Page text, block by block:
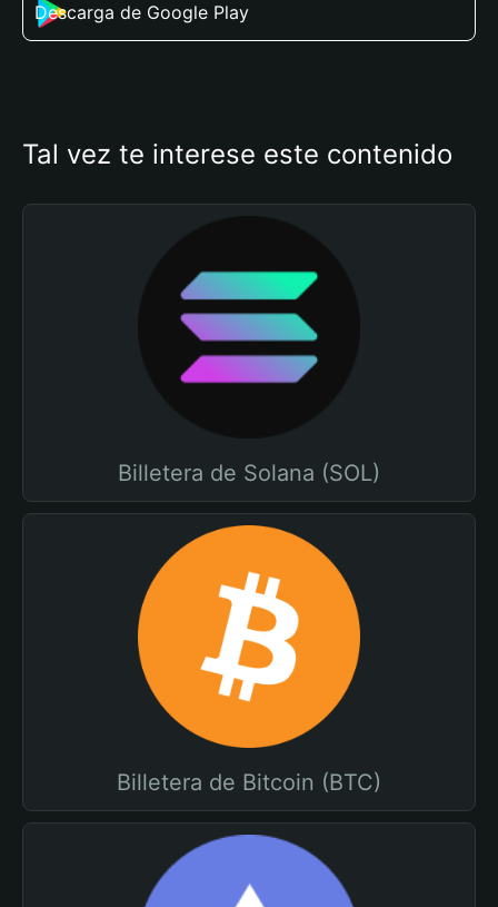
Descarga de Google Play
Tal vez te interese este contenido
Billetera de Solana (SOL)
Billetera de Bitcoin (BTC)